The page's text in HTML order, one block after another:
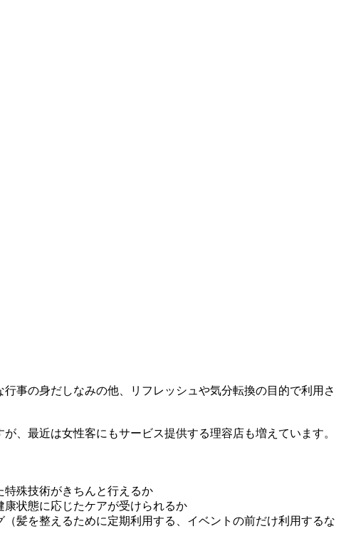
事の身だしなみの他、リフレッシュや気分転換の目的で利用さ
、最近は女性客にもサービス提供する理容店も増えています。
殊技術がきちんと行えるか
状態に応じたケアが受けられるか
髪を整えるために定期利用する、イベントの前だけ利用するな